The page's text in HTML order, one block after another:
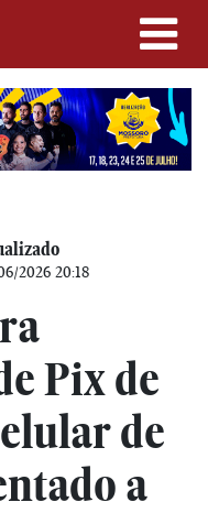
2026 20:18
Pix de
de
a